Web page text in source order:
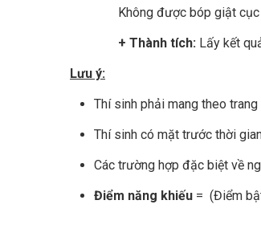
Không được bóp giật
+ Thành tích: Lấy kết
Lưu ý:
Thí sinh phải mang theo
Thí sinh có mặt trước thời
Các trường hợp đặc biệt về
Điểm năng khiếu = (Điểm